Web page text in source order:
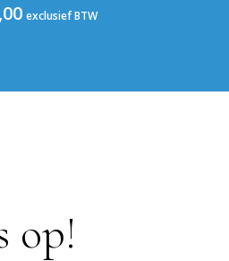
exclusief BTW
op!